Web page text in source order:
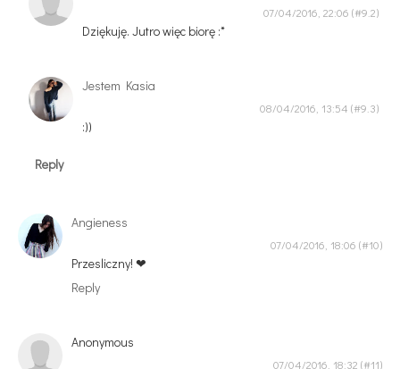
07/04/2016, 22:06
Dziękuję. Jutro więc biorę :*
Jestem Kasia
08/04/2016, 13:54
:))
Reply
Angieness
07/04/2016, 18:06
Przesliczny! ❤
Reply
Anonymous
07/04/2016, 18:32